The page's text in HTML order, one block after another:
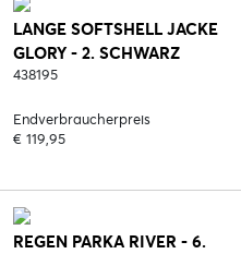
LANGE SOFTSHELL JACKE
GLORY - 2. SCHWARZ
438195
Endverbraucherpreis
€ 119,95
REGEN PARKA RIVER - 6.